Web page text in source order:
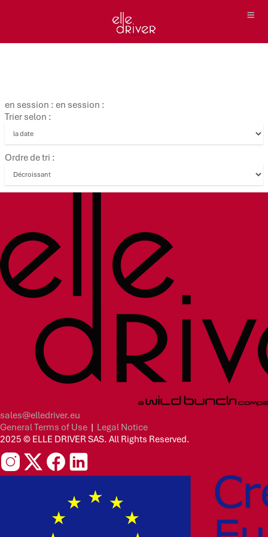
en session : en session :
Trier selon :
Ordre de tri :
sales@elledriver.eu
General Terms of Use | Legal Notice
2025 © ELLE DRIVER SAS. All Rights Reserved.